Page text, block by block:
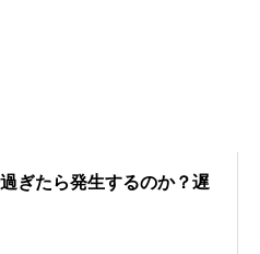
ぎたら発生するのか？遅